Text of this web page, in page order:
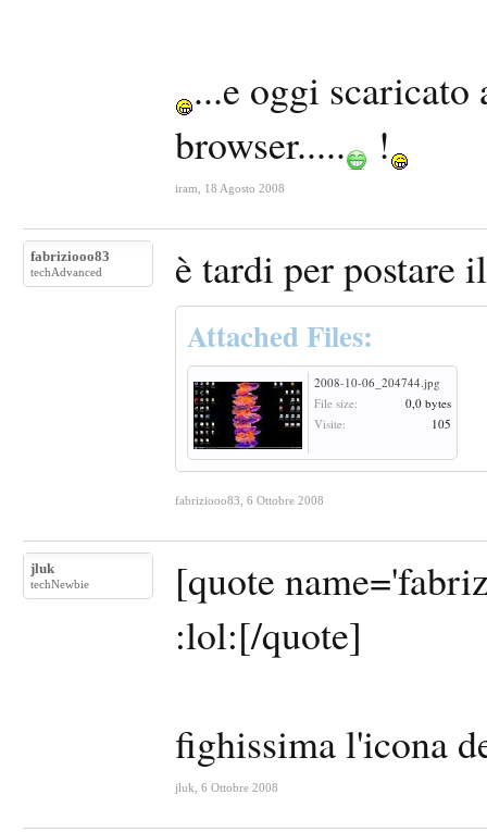
...e oggi scaricato
browser.....
!
iram 18 Agosto 2008
fabriziooo83
techAdvanced è tardi per postare
Attached Files:
2008-10-06_204744.jpg
File size:
0,0 bytes
Visite:
105
fabriziooo83 6 Ottobre 2008
jluk
techNewbie
[quote
:lol:[/quote]
fighissima l'icona
jluk 6 Ottobre 2008